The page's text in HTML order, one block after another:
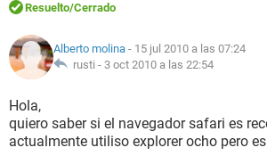
Resuelto/Cerrado
Alberto molina - 15 jul 2010 a las 07:24
rusti - 3 oct 2010 a las 22:54
Hola,
quiero saber si el navegador safari es
actualmente utiliso explorer ocho pero